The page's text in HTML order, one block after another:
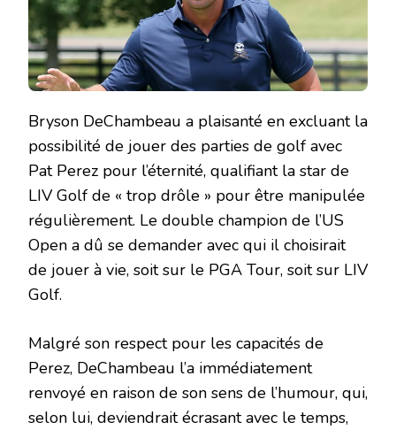
Bryson DeChambeau a plaisanté en excluant la
possibilité de jouer des parties de golf avec
Pat Perez pour l’éternité, qualifiant la star de
LIV Golf de « trop drôle » pour être manipulée
régulièrement. Le double champion de l’US
Open a dû se demander avec qui il choisirait
de jouer à vie, soit sur le PGA Tour, soit sur LIV
Golf.
Malgré son respect pour les capacités de
Perez, DeChambeau l’a immédiatement
renvoyé en raison de son sens de l’humour, qui,
selon lui, deviendrait écrasant avec le temps,